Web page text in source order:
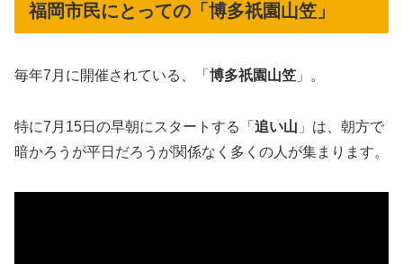
福岡市民にとっての「博多祇園山笠」
毎年7月に開催されている、「 博多祇園山笠 」。
特に7月15日の早朝にスタートする「 追い山 」は、朝方で
暗かろうが平日だろうが関係なく多くの人が集まります。